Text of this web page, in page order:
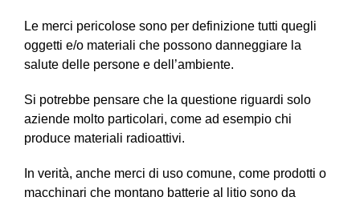
Le merci pericolose sono per definizione tutti quegli
oggetti e/o materiali che possono danneggiare la
salute delle persone e dell’ambiente.
Si potrebbe pensare che la questione riguardi solo
aziende molto particolari, come ad esempio chi
produce materiali radioattivi.
In verità, anche merci di uso comune, come prodotti o
macchinari che montano batterie al litio sono da